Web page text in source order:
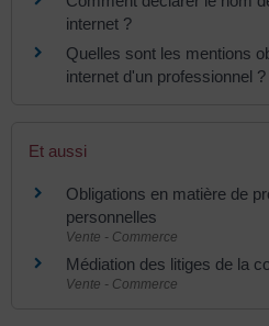
internet ?
Quelles sont les mentions
internet d'un professionnel ?
Et aussi
Obligations en matière de
personnelles
Vente - Commerce
Médiation des litiges de la
Vente - Commerce